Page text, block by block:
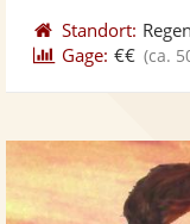
Standort:
Gage: €€ (ca.